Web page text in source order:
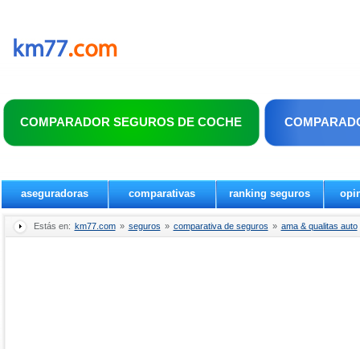
COMPARADOR SEGUROS DE COCHE
aseguradoras comparativas ranking seguros
Estás en: km77.com » seguros » comparativa de seguros » ama & qualitas auto